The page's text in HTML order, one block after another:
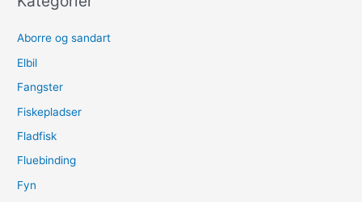
Aborre og sandart
Elbil
Fangster
Fiskepladser
Fladfisk
Fluebinding
Fyn